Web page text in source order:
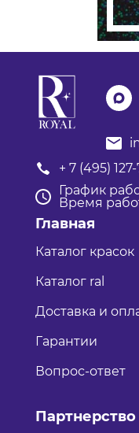
+ 7 (495) 127-
График
Время
Главная
Каталог красок
Каталог ral
Доставка и
Гарантии
Вопрос-ответ
Партнерство